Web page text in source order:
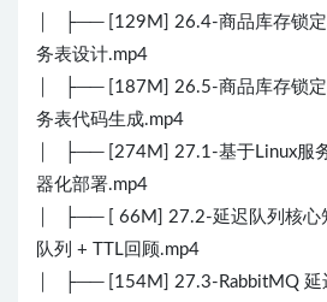
│ ├── [129M] 26.4-商品库存锁定
务表设计.mp4
│ ├── [187M] 26.5-商品库存锁定
务表代码生成.mp4
│ ├── [274M] 27.1-基于Linux服
器化部署.mp4
│ ├── [ 66M] 27.2-延迟队列核心
队列 + TTL回顾.mp4
│ ├── [154M] 27.3-RabbitMQ 延